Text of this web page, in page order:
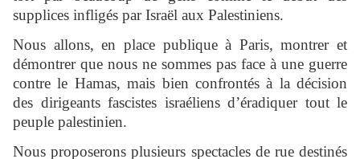
supplices infligés par Israël aux Palestiniens.
Nous allons, en place publique à Paris, montrer et
démontrer que nous ne sommes pas face à une guerre
contre le Hamas, mais bien confrontés à la décision
des dirigeants fascistes israéliens d’éradiquer tout le
peuple palestinien.
Nous proposerons plusieurs spectacles de rue destinés